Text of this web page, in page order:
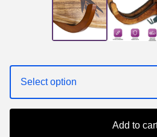
Add to